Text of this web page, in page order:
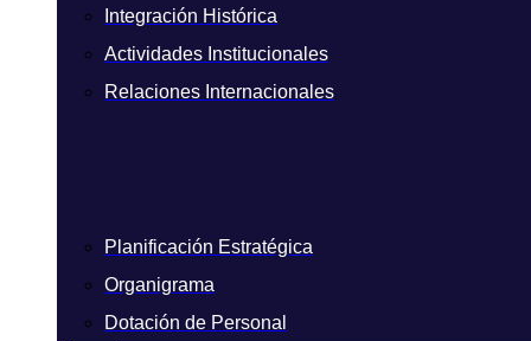
Integración Histórica
Actividades Institucionales
Relaciones Internacionales
Planificación Estratégica
Organigrama
Dotación de Personal